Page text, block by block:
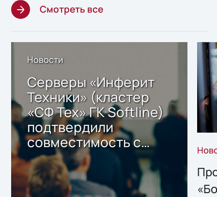
Смотреть все
Новости
Серверы «Инферит
Техники» (кластер
«СФ Тех» ГК Softline)
подтвердили
совместимость с
решением Sharx
Storage 2.x для
хранения данных